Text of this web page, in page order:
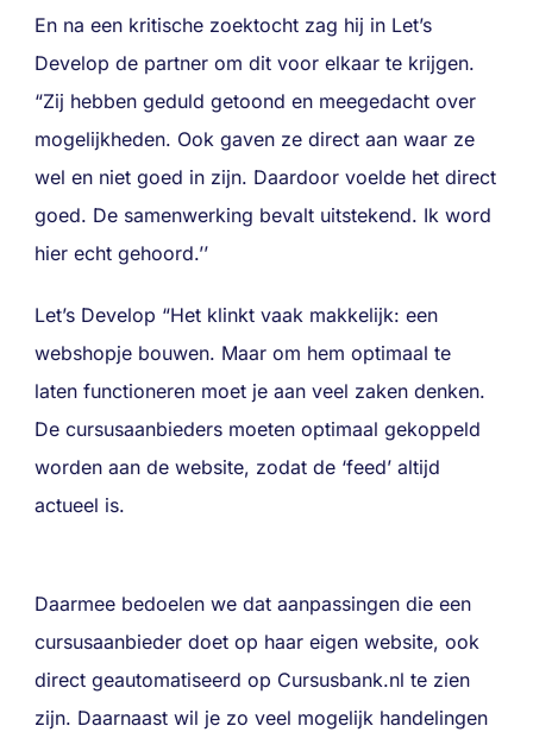
En na een kritische zoektocht zag hij in Let’s
Develop de partner om dit voor elkaar te krijgen.
“Zij hebben geduld getoond en meegedacht over
mogelijkheden. Ook gaven ze direct aan waar ze
wel en niet goed in zijn. Daardoor voelde het direct
goed. De samenwerking bevalt uitstekend. Ik word
hier echt gehoord.’’
Let’s Develop “Het klinkt vaak makkelijk: een
webshopje bouwen. Maar om hem optimaal te
laten functioneren moet je aan veel zaken denken.
De cursusaanbieders moeten optimaal gekoppeld
worden aan de website, zodat de ‘feed’ altijd
actueel is.
Daarmee bedoelen we dat aanpassingen die een
cursusaanbieder doet op haar eigen website, ook
direct geautomatiseerd op Cursusbank.nl te zien
zijn. Daarnaast wil je zo veel mogelijk handelingen